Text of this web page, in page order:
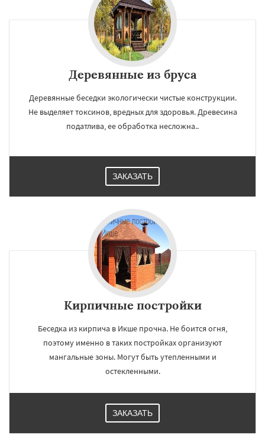
Деревянные из бруса
Деревянные беседки экологически чистые конструкции.
Не выделяет токсинов, вредных для здоровья. Древесина
податлива, ее обработка несложна..
ЗАКАЗАТЬ
Кирпичные постройки
Беседка из кирпича в Икше прочна. Не боится огня,
поэтому именно в таких постройках организуют
мангальные зоны. Могут быть утепленными и
остекленными.
ЗАКАЗАТЬ